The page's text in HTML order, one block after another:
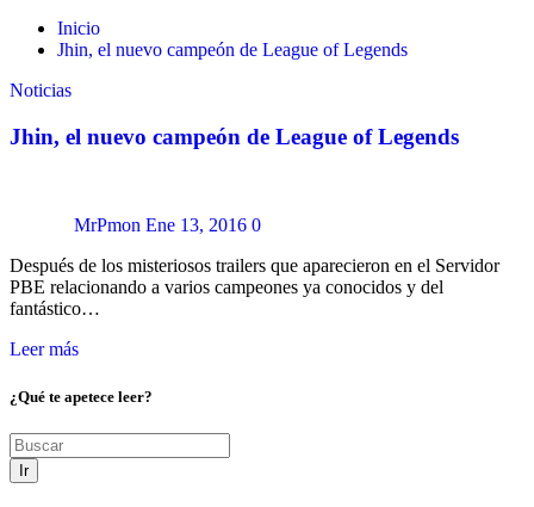
Inicio
Jhin, el nuevo campeón de League of Legends
Noticias
Jhin, el nuevo campeón de League of Legends
MrPmon Ene 13, 2016 0
Después de los misteriosos trailers que aparecieron en el Servidor
PBE relacionando a varios campeones ya conocidos y del
fantástico…
Leer más
¿Qué te apetece leer?
Ir